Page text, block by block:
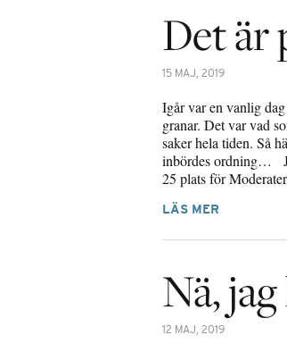
Det är
15 MAJ, 2019
Igår var en vanlig
granar. Det var vad
saker hela tiden. Så
inbördes ordning…
25 plats för
LÄS MER
Nä,
12 MAJ, 2019